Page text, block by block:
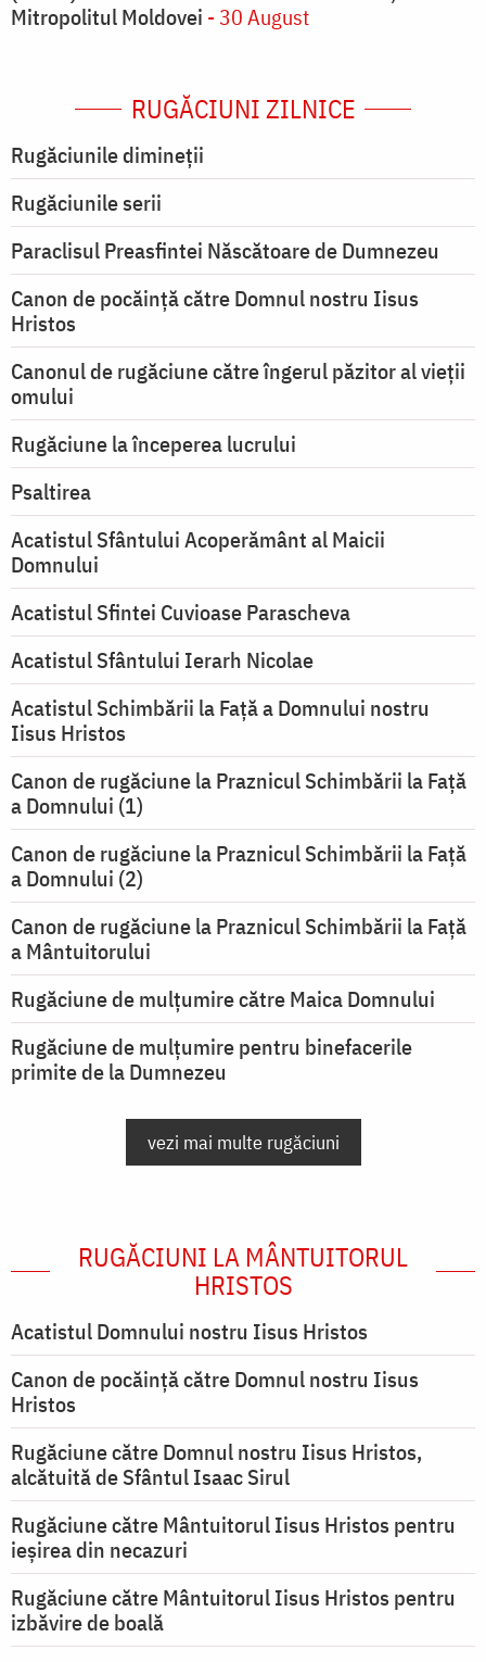
Mitropolitul Moldovei - 30 August
RUGĂCIUNI ZILNICE
Rugăciunile dimineții
Rugăciunile serii
Paraclisul Preasfintei Născătoare de Dumnezeu
Canon de pocăință către Domnul nostru Iisus
Hristos
Canonul de rugăciune către îngerul păzitor al vieții
omului
Rugăciune la începerea lucrului
Psaltirea
Acatistul Sfântului Acoperământ al Maicii
Domnului
Acatistul Sfintei Cuvioase Parascheva
Acatistul Sfântului Ierarh Nicolae
Acatistul Schimbării la Faţă a Domnului nostru
Iisus Hristos
Canon de rugăciune la Praznicul Schimbării la Faţă
a Domnului (1)
Canon de rugăciune la Praznicul Schimbării la Faţă
a Domnului (2)
Canon de rugăciune la Praznicul Schimbării la Față
a Mântuitorului
Rugăciune de mulţumire către Maica Domnului
Rugăciune de mulțumire pentru binefacerile
primite de la Dumnezeu
vezi mai multe rugăciuni
RUGĂCIUNI LA MÂNTUITORUL
HRISTOS
Acatistul Domnului nostru Iisus Hristos
Canon de pocăință către Domnul nostru Iisus
Hristos
Rugăciune către Domnul nostru Iisus Hristos,
alcătuită de Sfântul Isaac Sirul
Rugăciune către Mântuitorul Iisus Hristos pentru
ieşirea din necazuri
Rugăciune către Mântuitorul Iisus Hristos pentru
izbăvire de boală